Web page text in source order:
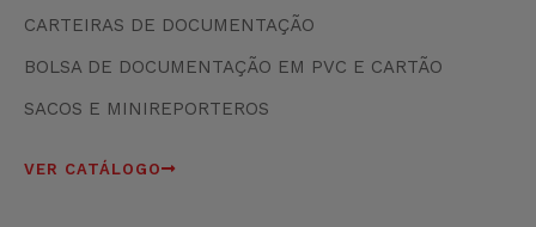
CARTEIRAS DE DOCUMENTAÇÃO
BOLSA DE DOCUMENTAÇÃO EM PVC E CARTÃO
SACOS E MINIREPORTEROS
VER CATÁLOGO